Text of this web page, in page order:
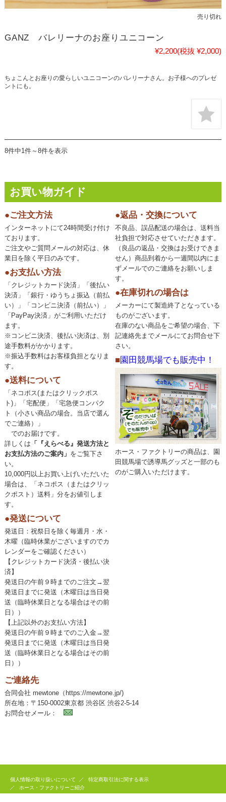
売り切れ
GANZ バレリーナのお座りユニコーン
¥2,200(税抜 ¥2,000)
ちょこんとお座りの愛らしいユニコーンのバレリーナさん。お子様へのプレゼ
ントにも。
8件中1件～8件を表示
お買い物ガイド
●ご注文方法
インターネットにて24時間受け付け
ております。
ご注文やご質問メールの対応は、休
業日を除く平日のみです。
●お支払い方法
「クレジットカード決済」「後払い
決済」「銀行・ゆうちょ振込（前払
い）」「コンビニ決済（前払い）」
「PayPay決済」がご利用いただけ
ます。
※コンビニ決済、後払い決済は、別
途手数料がかかります。
※振込手数料はお客様負担となりま
す。
●送料について
「ネコポス(またはクリックポス
ト)」「宅配便」「宅急便コンパク
ト（小さい商品の場合。当店で選ん
でご連絡）」
でのお届けです。
詳しくは 「『えらべる』発送方法と
お支払方法のご案内」 をご覧下さ
い。
10,000円以上お買い上げいただいた
場合は、「ネコポス（またはクリッ
クポスト）送料」分をお値引しま
す。
●発送について
発送日：祝祭日を除く毎週月・水・
木曜（臨時休業がございますのでカ
レンダーをご確認ください）
【クレジットカード決済・後払い決
済】
発送日の午前９時までのご注文→翌
発送日までに発送（木曜日は当日発
送（臨時休業日となる場合はその前
日））
【上記以外のお支払い方法】
発送日の午前９時までのご入金→翌
発送日までに発送（木曜日は当日発
送（臨時休業日となる場合はその前
日））
●返品・交換について
不良品、誤品配送の場合は、送料当
社負担で対応させていただきます。
（良品の返品・交換はお受けできま
せん）商品到着から一週間以内にま
ずメールでのご連絡をお願いしま
す。
●在庫切れの場合は
メーカーにて製造終了となっている
ものがございます。
在庫のない商品をご希望の場合、下
記連絡先までメールにてお問合せ下
さい。
■園田競馬場でも販売中！
ホース・ファクトリーの商品は、園
田競馬場で誘導馬グッズと一部のも
のがご購入いただけます。
ご連絡先
合同会社 mewtone（https://mewtone.jp/)
所在地：〒150-0002東京都 渋谷区 渋谷2-5-14
お問合せメール：
個人情報の取り扱いについて
特定商取引法に関する表示
ホース・ファクトリーご紹介